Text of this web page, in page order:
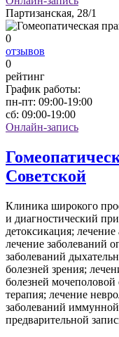
Партизанская, 28/1
0
отзывов
0
рейтинг
График работы:
пн-пт: 09:00-19:00
сб: 09:00-19:00
Онлайн-запись
Советской
Клиника широкого
и диагностический
детоксикация;
лечение заболеваний
заболеваний
болезней зрения;
болезней
терапия; лечение
заболеваний
предварительной